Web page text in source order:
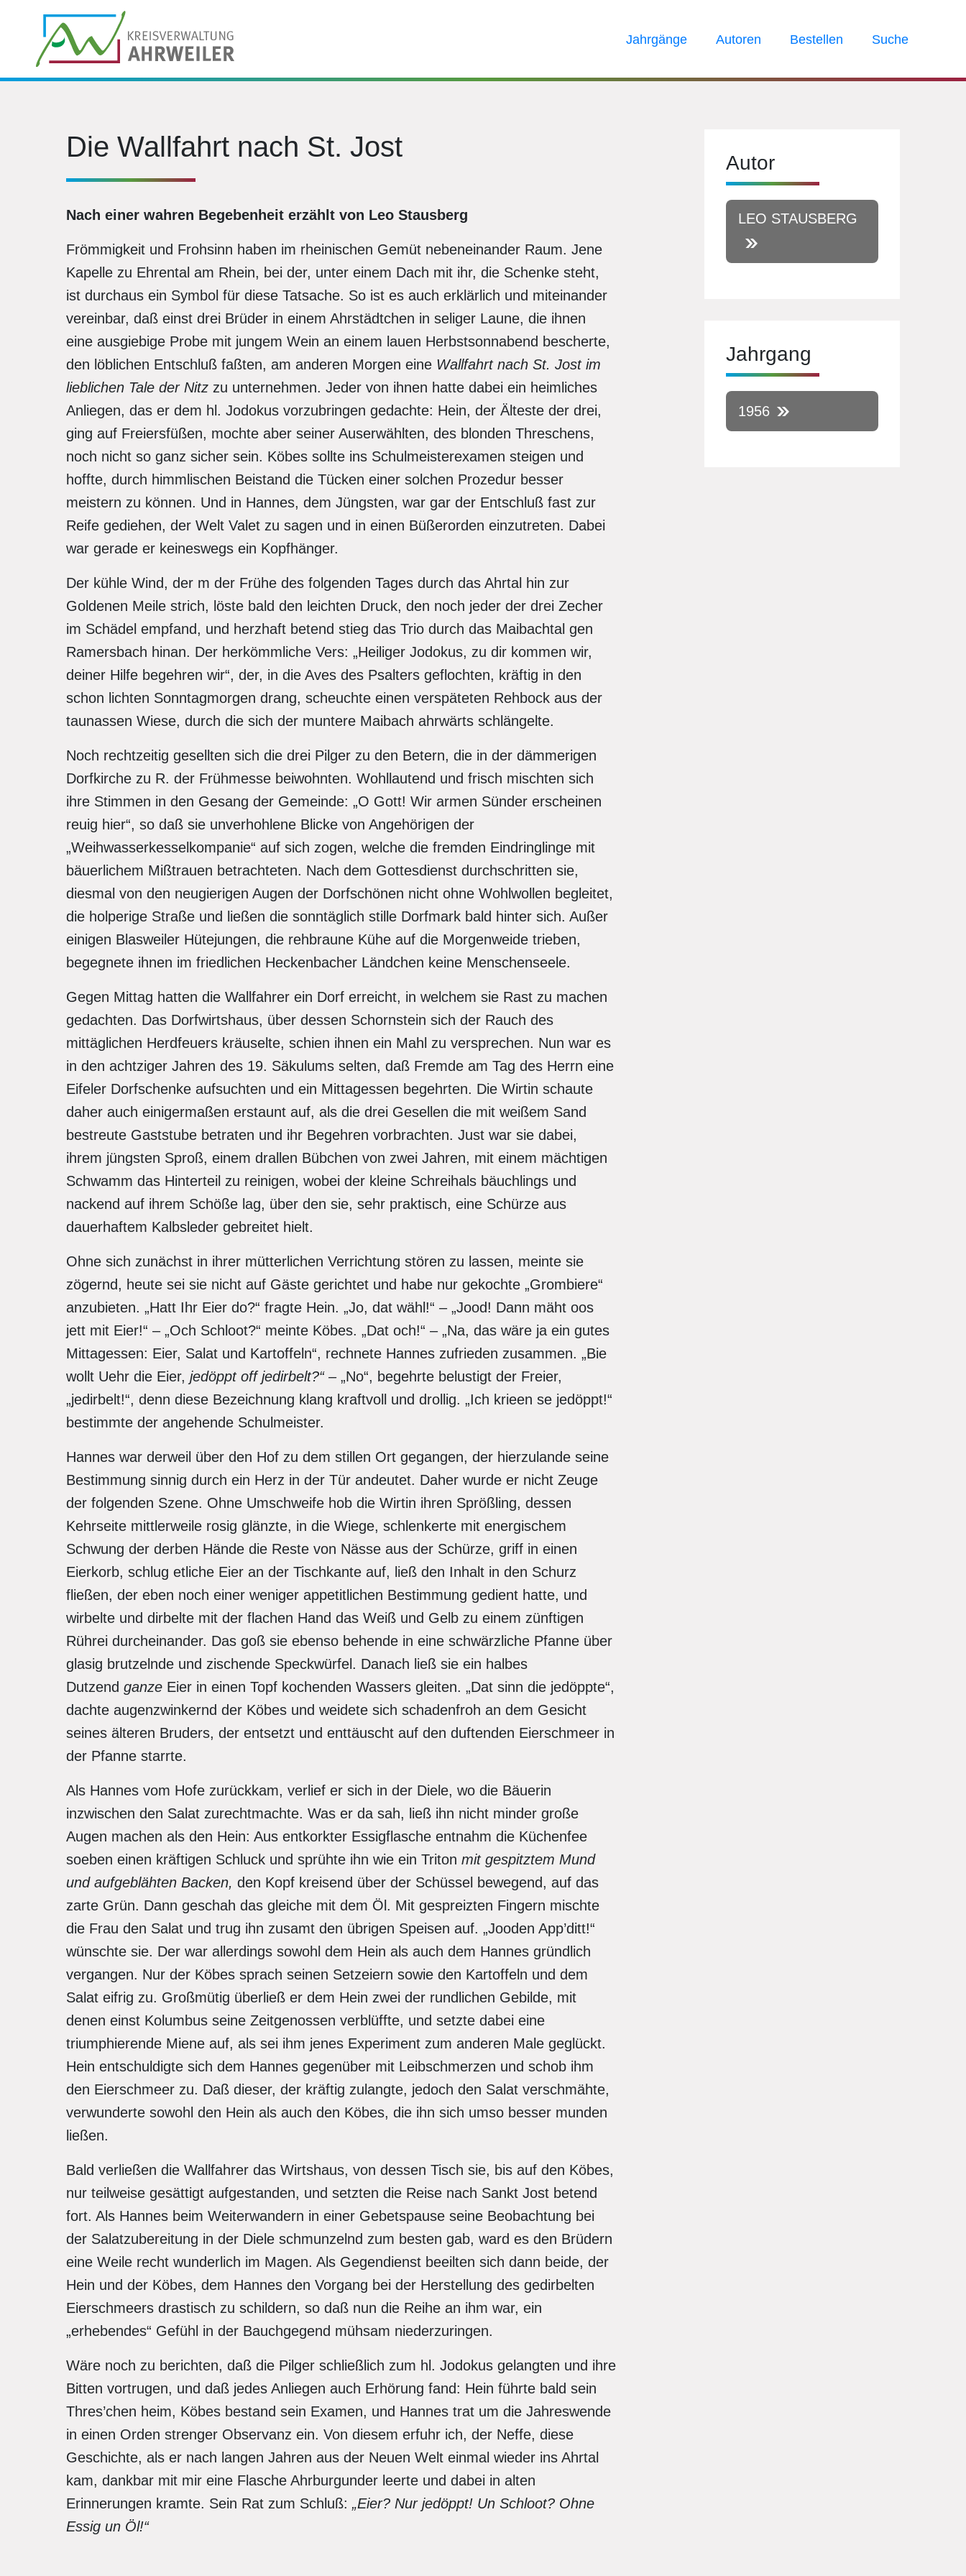
Jahrgänge Autoren Bestellen Suche
Die Wallfahrt nach St. Jost
Nach einer wahren Begebenheit erzählt von Leo Stausberg
Frömmigkeit und Frohsinn haben im rheinischen Gemüt nebeneinander Raum. Jene
Kapelle zu Ehrental am Rhein, bei der, unter einem Dach mit ihr, die Schenke steht,
ist durchaus ein Symbol für diese Tatsache. So ist es auch erklärlich und miteinander
vereinbar, daß einst drei Brüder in einem Ahrstädtchen in seliger Laune, die ihnen
eine ausgiebige Probe mit jungem Wein an einem lauen Herbstsonnabend bescherte,
den löblichen Entschluß faßten, am anderen Morgen eine Wallfahrt nach St. Jost im
lieblichen Tale der Nitz zu unternehmen. Jeder von ihnen hatte dabei ein heimliches
Anliegen, das er dem hl. Jodokus vorzubringen gedachte: Hein, der Älteste der drei,
ging auf Freiersfüßen, mochte aber seiner Auserwählten, des blonden Threschens,
noch nicht so ganz sicher sein. Köbes sollte ins Schulmeisterexamen steigen und
hoffte, durch himmlischen Beistand die Tücken einer solchen Prozedur besser
meistern zu können. Und in Hannes, dem Jüngsten, war gar der Entschluß fast zur
Reife gediehen, der Welt Valet zu sagen und in einen Büßerorden einzutreten. Dabei
war gerade er keineswegs ein Kopfhänger.
Der kühle Wind, der m der Frühe des folgenden Tages durch das Ahrtal hin zur
Goldenen Meile strich, löste bald den leichten Druck, den noch jeder der drei Zecher
im Schädel empfand, und herzhaft betend stieg das Trio durch das Maibachtal gen
Ramersbach hinan. Der herkömmliche Vers: „Heiliger Jodokus, zu dir kommen wir,
deiner Hilfe begehren wir“, der, in die Aves des Psalters geflochten, kräftig in den
schon lichten Sonntagmorgen drang, scheuchte einen verspäteten Rehbock aus der
taunassen Wiese, durch die sich der muntere Maibach ahrwärts schlängelte.
Noch rechtzeitig gesellten sich die drei Pilger zu den Betern, die in der dämmerigen
Dorfkirche zu R. der Frühmesse beiwohnten. Wohllautend und frisch mischten sich
ihre Stimmen in den Gesang der Gemeinde: „O Gott! Wir armen Sünder erscheinen
reuig hier“, so daß sie unverhohlene Blicke von Angehörigen der
„Weihwasserkesselkompanie“ auf sich zogen, welche die fremden Eindringlinge mit
bäuerlichem Mißtrauen betrachteten. Nach dem Gottesdienst durchschritten sie,
diesmal von den neugierigen Augen der Dorfschönen nicht ohne Wohlwollen begleitet,
die holperige Straße und ließen die sonntäglich stille Dorfmark bald hinter sich. Außer
einigen Blasweiler Hütejungen, die rehbraune Kühe auf die Morgenweide trieben,
begegnete ihnen im friedlichen Heckenbacher Ländchen keine Menschenseele.
Gegen Mittag hatten die Wallfahrer ein Dorf erreicht, in welchem sie Rast zu machen
gedachten. Das Dorfwirtshaus, über dessen Schornstein sich der Rauch des
mittäglichen Herdfeuers kräuselte, schien ihnen ein Mahl zu versprechen. Nun war es
in den achtziger Jahren des 19. Säkulums selten, daß Fremde am Tag des Herrn eine
Eifeler Dorfschenke aufsuchten und ein Mittagessen begehrten. Die Wirtin schaute
daher auch einigermaßen erstaunt auf, als die drei Gesellen die mit weißem Sand
bestreute Gaststube betraten und ihr Begehren vorbrachten. Just war sie dabei,
ihrem jüngsten Sproß, einem drallen Bübchen von zwei Jahren, mit einem mächtigen
Schwamm das Hinterteil zu reinigen, wobei der kleine Schreihals bäuchlings und
nackend auf ihrem Schöße lag, über den sie, sehr praktisch, eine Schürze aus
dauerhaftem Kalbsleder gebreitet hielt.
Ohne sich zunächst in ihrer mütterlichen Verrichtung stören zu lassen, meinte sie
zögernd, heute sei sie nicht auf Gäste gerichtet und habe nur gekochte „Grombiere“
anzubieten. „Hatt Ihr Eier do?“ fragte Hein. „Jo, dat wähl!“ – „Jood! Dann mäht oos
jett mit Eier!“ – „Och Schloot?“ meinte Köbes. „Dat och!“ – „Na, das wäre ja ein gutes
Mittagessen: Eier, Salat und Kartoffeln“, rechnete Hannes zufrieden zusammen. „Bie
wollt Uehr die Eier, jedöppt off jedirbelt?“ – „No“, begehrte belustigt der Freier,
„jedirbelt!“, denn diese Bezeichnung klang kraftvoll und drollig. „Ich krieen se jedöppt!“
bestimmte der angehende Schulmeister.
Hannes war derweil über den Hof zu dem stillen Ort gegangen, der hierzulande seine
Bestimmung sinnig durch ein Herz in der Tür andeutet. Daher wurde er nicht Zeuge
der folgenden Szene. Ohne Umschweife hob die Wirtin ihren Sprößling, dessen
Kehrseite mittlerweile rosig glänzte, in die Wiege, schlenkerte mit energischem
Schwung der derben Hände die Reste von Nässe aus der Schürze, griff in einen
Eierkorb, schlug etliche Eier an der Tischkante auf, ließ den Inhalt in den Schurz
fließen, der eben noch einer weniger appetitlichen Bestimmung gedient hatte, und
wirbelte und dirbelte mit der flachen Hand das Weiß und Gelb zu einem zünftigen
Rührei durcheinander. Das goß sie ebenso behende in eine schwärzliche Pfanne über
glasig brutzelnde und zischende Speckwürfel. Danach ließ sie ein halbes
Dutzend ganze Eier in einen Topf kochenden Wassers gleiten. „Dat sinn die jedöppte“,
dachte augenzwinkernd der Köbes und weidete sich schadenfroh an dem Gesicht
seines älteren Bruders, der entsetzt und enttäuscht auf den duftenden Eierschmeer in
der Pfanne starrte.
Als Hannes vom Hofe zurückkam, verlief er sich in der Diele, wo die Bäuerin
inzwischen den Salat zurechtmachte. Was er da sah, ließ ihn nicht minder große
Augen machen als den Hein: Aus entkorkter Essigflasche entnahm die Küchenfee
soeben einen kräftigen Schluck und sprühte ihn wie ein Triton mit gespitztem Mund
und aufgeblähten Backen, den Kopf kreisend über der Schüssel bewegend, auf das
zarte Grün. Dann geschah das gleiche mit dem Öl. Mit gespreizten Fingern mischte
die Frau den Salat und trug ihn zusamt den übrigen Speisen auf. „Jooden App’ditt!“
wünschte sie. Der war allerdings sowohl dem Hein als auch dem Hannes gründlich
vergangen. Nur der Köbes sprach seinen Setzeiern sowie den Kartoffeln und dem
Salat eifrig zu. Großmütig überließ er dem Hein zwei der rundlichen Gebilde, mit
denen einst Kolumbus seine Zeitgenossen verblüffte, und setzte dabei eine
triumphierende Miene auf, als sei ihm jenes Experiment zum anderen Male geglückt.
Hein entschuldigte sich dem Hannes gegenüber mit Leibschmerzen und schob ihm
den Eierschmeer zu. Daß dieser, der kräftig zulangte, jedoch den Salat verschmähte,
verwunderte sowohl den Hein als auch den Köbes, die ihn sich umso besser munden
ließen.
Bald verließen die Wallfahrer das Wirtshaus, von dessen Tisch sie, bis auf den Köbes,
nur teilweise gesättigt aufgestanden, und setzten die Reise nach Sankt Jost betend
fort. Als Hannes beim Weiterwandern in einer Gebetspause seine Beobachtung bei
der Salatzubereitung in der Diele schmunzelnd zum besten gab, ward es den Brüdern
eine Weile recht wunderlich im Magen. Als Gegendienst beeilten sich dann beide, der
Hein und der Köbes, dem Hannes den Vorgang bei der Herstellung des gedirbelten
Eierschmeers drastisch zu schildern, so daß nun die Reihe an ihm war, ein
„erhebendes“ Gefühl in der Bauchgegend mühsam niederzuringen.
Wäre noch zu berichten, daß die Pilger schließlich zum hl. Jodokus gelangten und ihre
Bitten vortrugen, und daß jedes Anliegen auch Erhörung fand: Hein führte bald sein
Thres’chen heim, Köbes bestand sein Examen, und Hannes trat um die Jahreswende
in einen Orden strenger Observanz ein. Von diesem erfuhr ich, der Neffe, diese
Geschichte, als er nach langen Jahren aus der Neuen Welt einmal wieder ins Ahrtal
kam, dankbar mit mir eine Flasche Ahrburgunder leerte und dabei in alten
Erinnerungen kramte. Sein Rat zum Schluß: „Eier? Nur jedöppt! Un Schloot? Ohne
Essig un Öl!“
Autor
LEO STAUSBERG
Jahrgang
1956